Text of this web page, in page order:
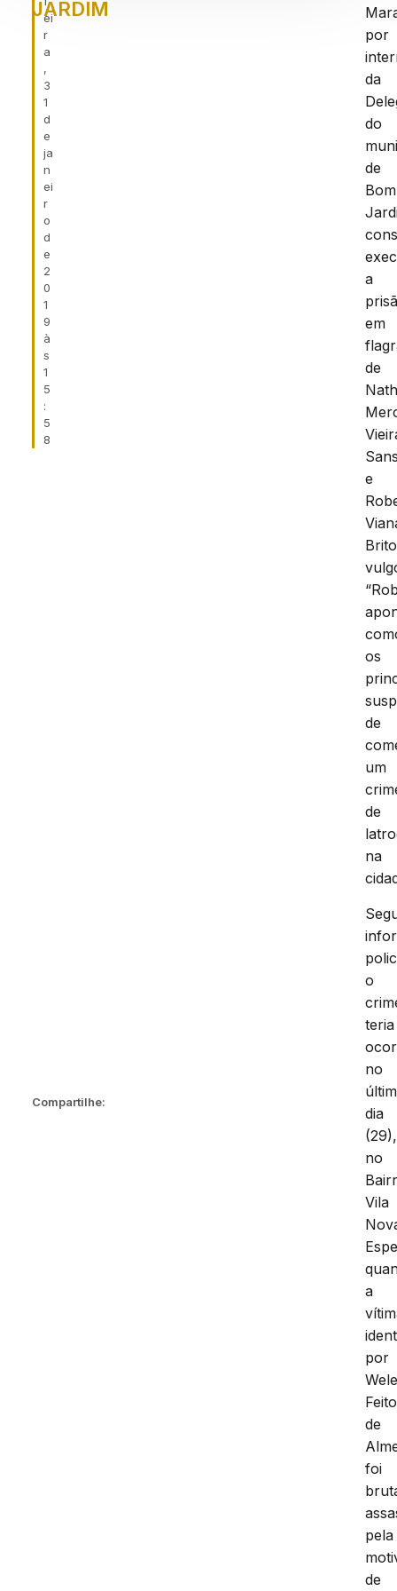
ei
r
a
,
3
1
d
e
ja
n
ei
r
o
d
e
2
0
1
9
à
s
1
5
:
5
8
Compartilhe:
JARDIM
por
da
do
de
Bom
a
em
de
e
os
de
um
de
na
o
teria
no
dia
(29),
no
Vila
a
por
de
foi
pela
de